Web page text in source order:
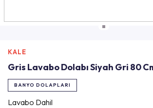
KALE
Gris Lavabo Dolabı Siyah Gri 80
BANYO DOLAPLARI
Lavabo Dahil